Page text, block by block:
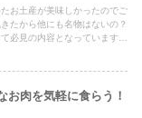
お土産が美味しかったのでご
たから他にも名物はないの？
必見の内容となっていますの
お肉を気軽に食らう！